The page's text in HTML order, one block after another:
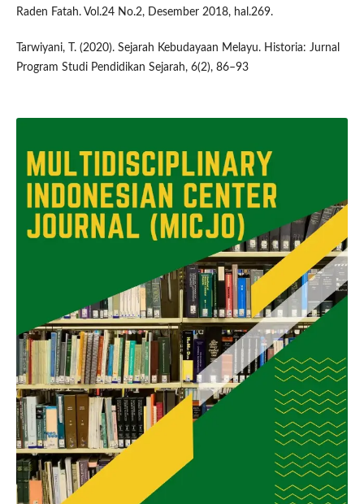
Raden Fatah. Vol.24 No.2, Desember 2018, hal.269.
Tarwiyani, T. (2020). Sejarah Kebudayaan Melayu. Historia: Jurnal
Program Studi Pendidikan Sejarah, 6(2), 86–93